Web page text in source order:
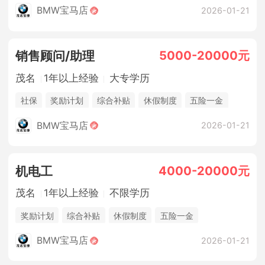
BMW宝马店 2026-01-21
销售顾问/助理 5000-20000元
茂名 1年以上经验 大专学历
社保 奖励计划 综合补贴 休假制度
五险一金
法定节假日
BMW宝马店 2026-01-21
机电工 4000-20000元
茂名 1年以上经验 不限学历
奖励计划 综合补贴 休假制度
五险一金
法定节假日
BMW宝马店 2026-01-21